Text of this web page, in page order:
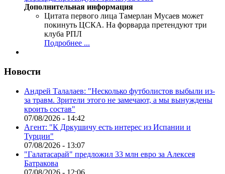
Дополнительная информация
Цитата первого лица Тамерлан Мусаев может
покинуть ЦСКА. На форварда претендуют три
клуба РПЛ
Подробнее ...
Новости
Андрей Талалаев: "Несколько футболистов выбыли из-
за травм. Зрители этого не замечают, а мы вынуждены
кроить состав"
07/08/2026 - 14:42
Агент: "К Дркушичу есть интерес из Испании и
Турции"
07/08/2026 - 13:07
"Галатасарай" предложил 33 млн евро за Алексея
Батракова
07/08/2026 - 12:06